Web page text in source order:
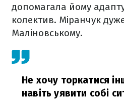
допомагала йому
колектив. Міранчук
Маліновському.
Не хочу торкатися
навіть уявити собі